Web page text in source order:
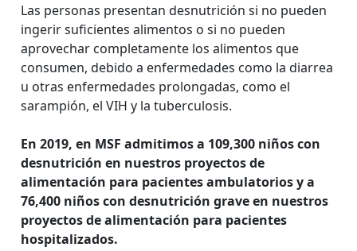
Las personas presentan desnutrición si no pueden
ingerir suficientes alimentos o si no pueden
aprovechar completamente los alimentos que
consumen, debido a enfermedades como la diarrea
u otras enfermedades prolongadas, como el
sarampión, el VIH y la tuberculosis.
En 2019, en MSF admitimos a 109,300 niños con
desnutrición en nuestros proyectos de
alimentación para pacientes ambulatorios y a
76,400 niños con desnutrición grave en nuestros
proyectos de alimentación para pacientes
hospitalizados.